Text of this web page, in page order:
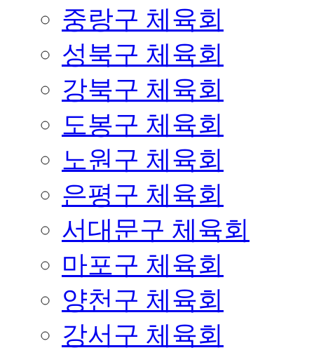
중랑구 체육회
성북구 체육회
강북구 체육회
도봉구 체육회
노원구 체육회
은평구 체육회
서대문구 체육회
마포구 체육회
양천구 체육회
강서구 체육회